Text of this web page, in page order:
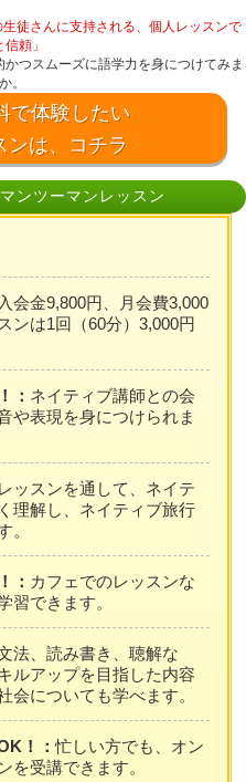
徒さんに支持される、個人レッスンで
頼」
つスムーズに語学力を身につけてみま
。
で体験したい
ンは、コチラ
ンツーマンレッスン
入会金9,800円、月会費3,000
ンは1回（60分）3,000円
： ネイティブ講師との会
や表現を身につけられま
レッスンを通して、ネイテ
理解し、ネイティブ旅行
。
： カフェでのレッスンな
習できます。
法、読み書き、聴解な
ルアップを目指した内容
会についても学べます。
！：忙しい方でも、オン
を受講できます。